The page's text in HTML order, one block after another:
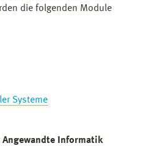
die folgenden Module
Systeme
Angewandte Informatik